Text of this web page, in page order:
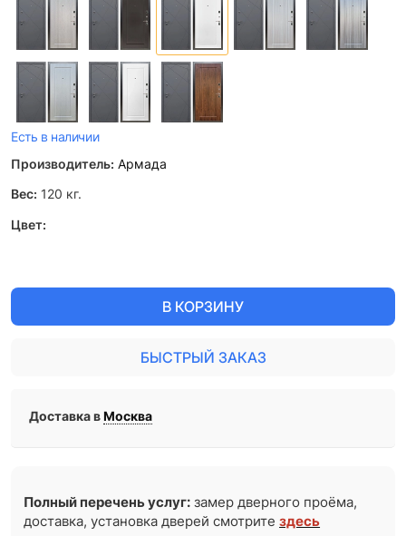
Есть в наличии
Производитель: Армада
Вес: 120 кг.
Цвет:
В КОРЗИНУ
БЫСТРЫЙ ЗАКАЗ
Доставка вМосква
Полный перечень услуг: замер дверного проёма,
доставка, установка дверей смотритездесь